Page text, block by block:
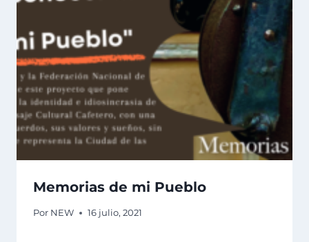
Memorias de mi Pueblo
Por NEW 16 julio, 2021